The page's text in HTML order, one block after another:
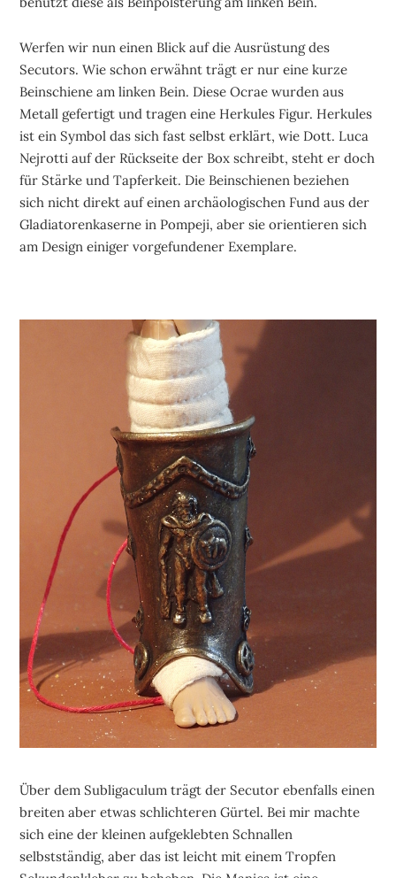
Werfen wir nun einen Blick auf die Ausrüstung des
Secutors. Wie schon erwähnt trägt er nur eine kurze
Beinschiene am linken Bein. Diese Ocrae wurden aus
Metall gefertigt und tragen eine Herkules Figur. Herkules
ist ein Symbol das sich fast selbst erklärt, wie Dott. Luca
Nejrotti auf der Rückseite der Box schreibt, steht er doch
für Stärke und Tapferkeit. Die Beinschienen beziehen
sich nicht direkt auf einen archäologischen Fund aus der
Gladiatorenkaserne in Pompeji, aber sie orientieren sich
am Design einiger vorgefundener Exemplare.
Über dem Subligaculum trägt der Secutor ebenfalls einen
breiten aber etwas schlichteren Gürtel. Bei mir machte
sich eine der kleinen aufgeklebten Schnallen
selbstständig, aber das ist leicht mit einem Tropfen